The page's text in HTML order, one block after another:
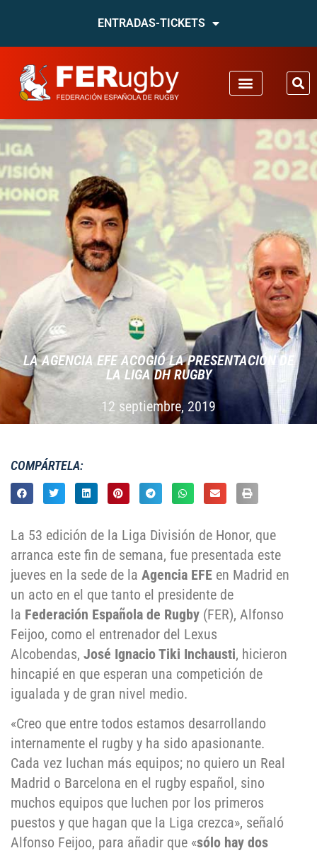
ENTRADAS-TICKETS
LA AGENCIA EFE ACOGIÓ LA PRESENTACIÓN DE
LA LIGA DH RUGBY
12 septiembre, 2019
COMPÁRTELA:
La 53 edición de la Liga División de Honor, que
arranca este fin de semana, fue presentada este
jueves en la sede de la Agencia EFE en Madrid en
un acto en el que tanto el presidente de
la Federación Española de Rugby (FER), Alfonso
Feijoo, como el entrenador del Lexus
Alcobendas, José Ignacio Tiki Inchausti, hicieron
hincapié en que esperan una competición de
igualada y de gran nivel medio.
«Creo que entre todos estamos desarrollando
internamente el rugby y ha sido apasionante.
Cada vez luchan más equipos; no quiero un Real
Madrid o Barcelona en el rugby español, sino
muchos equipos que luchen por los primeros
puestos y que hagan que la Liga crezca», señaló
Alfonso Feijoo, para añadir que «sólo hay dos